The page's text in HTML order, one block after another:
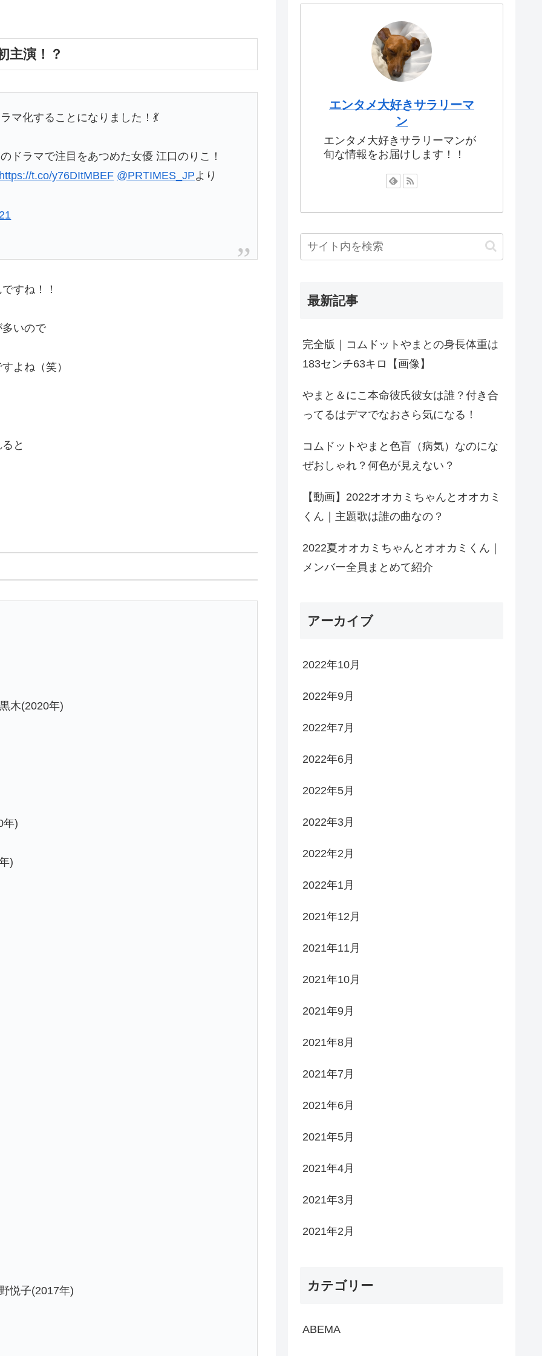
主演！？
マ化することになりました！💃
ドラマで注目をあつめた女優 江口のりこ！
t.co/y76DItMBEF @PRTIMES_JPより
すね！！
いので
よね（笑）
と
木(2020年)
年)
)
悦子(2017年)
エンタメ大好きサラリーマ
ン
エンタメ大好きサラリーマンが
旬な情報をお届けします！！
最新記事
完全版｜コムドットやまとの身長体重は
183センチ63キロ【画像】
やまと＆にこ本命彼氏彼女は誰？付き合
ってるはデマでなおさら気になる！
コムドットやまと色盲（病気）なのにな
ぜおしゃれ？何色が見えない？
【動画】2022オオカミちゃんとオオカミ
くん｜主題歌は誰の曲なの？
2022夏オオカミちゃんとオオカミくん｜
メンバー全員まとめて紹介
アーカイブ
2022年10月
2022年9月
2022年7月
2022年6月
2022年5月
2022年3月
2022年2月
2022年1月
2021年12月
2021年11月
2021年10月
2021年9月
2021年8月
2021年7月
2021年6月
2021年5月
2021年4月
2021年3月
2021年2月
カテゴリー
ABEMA